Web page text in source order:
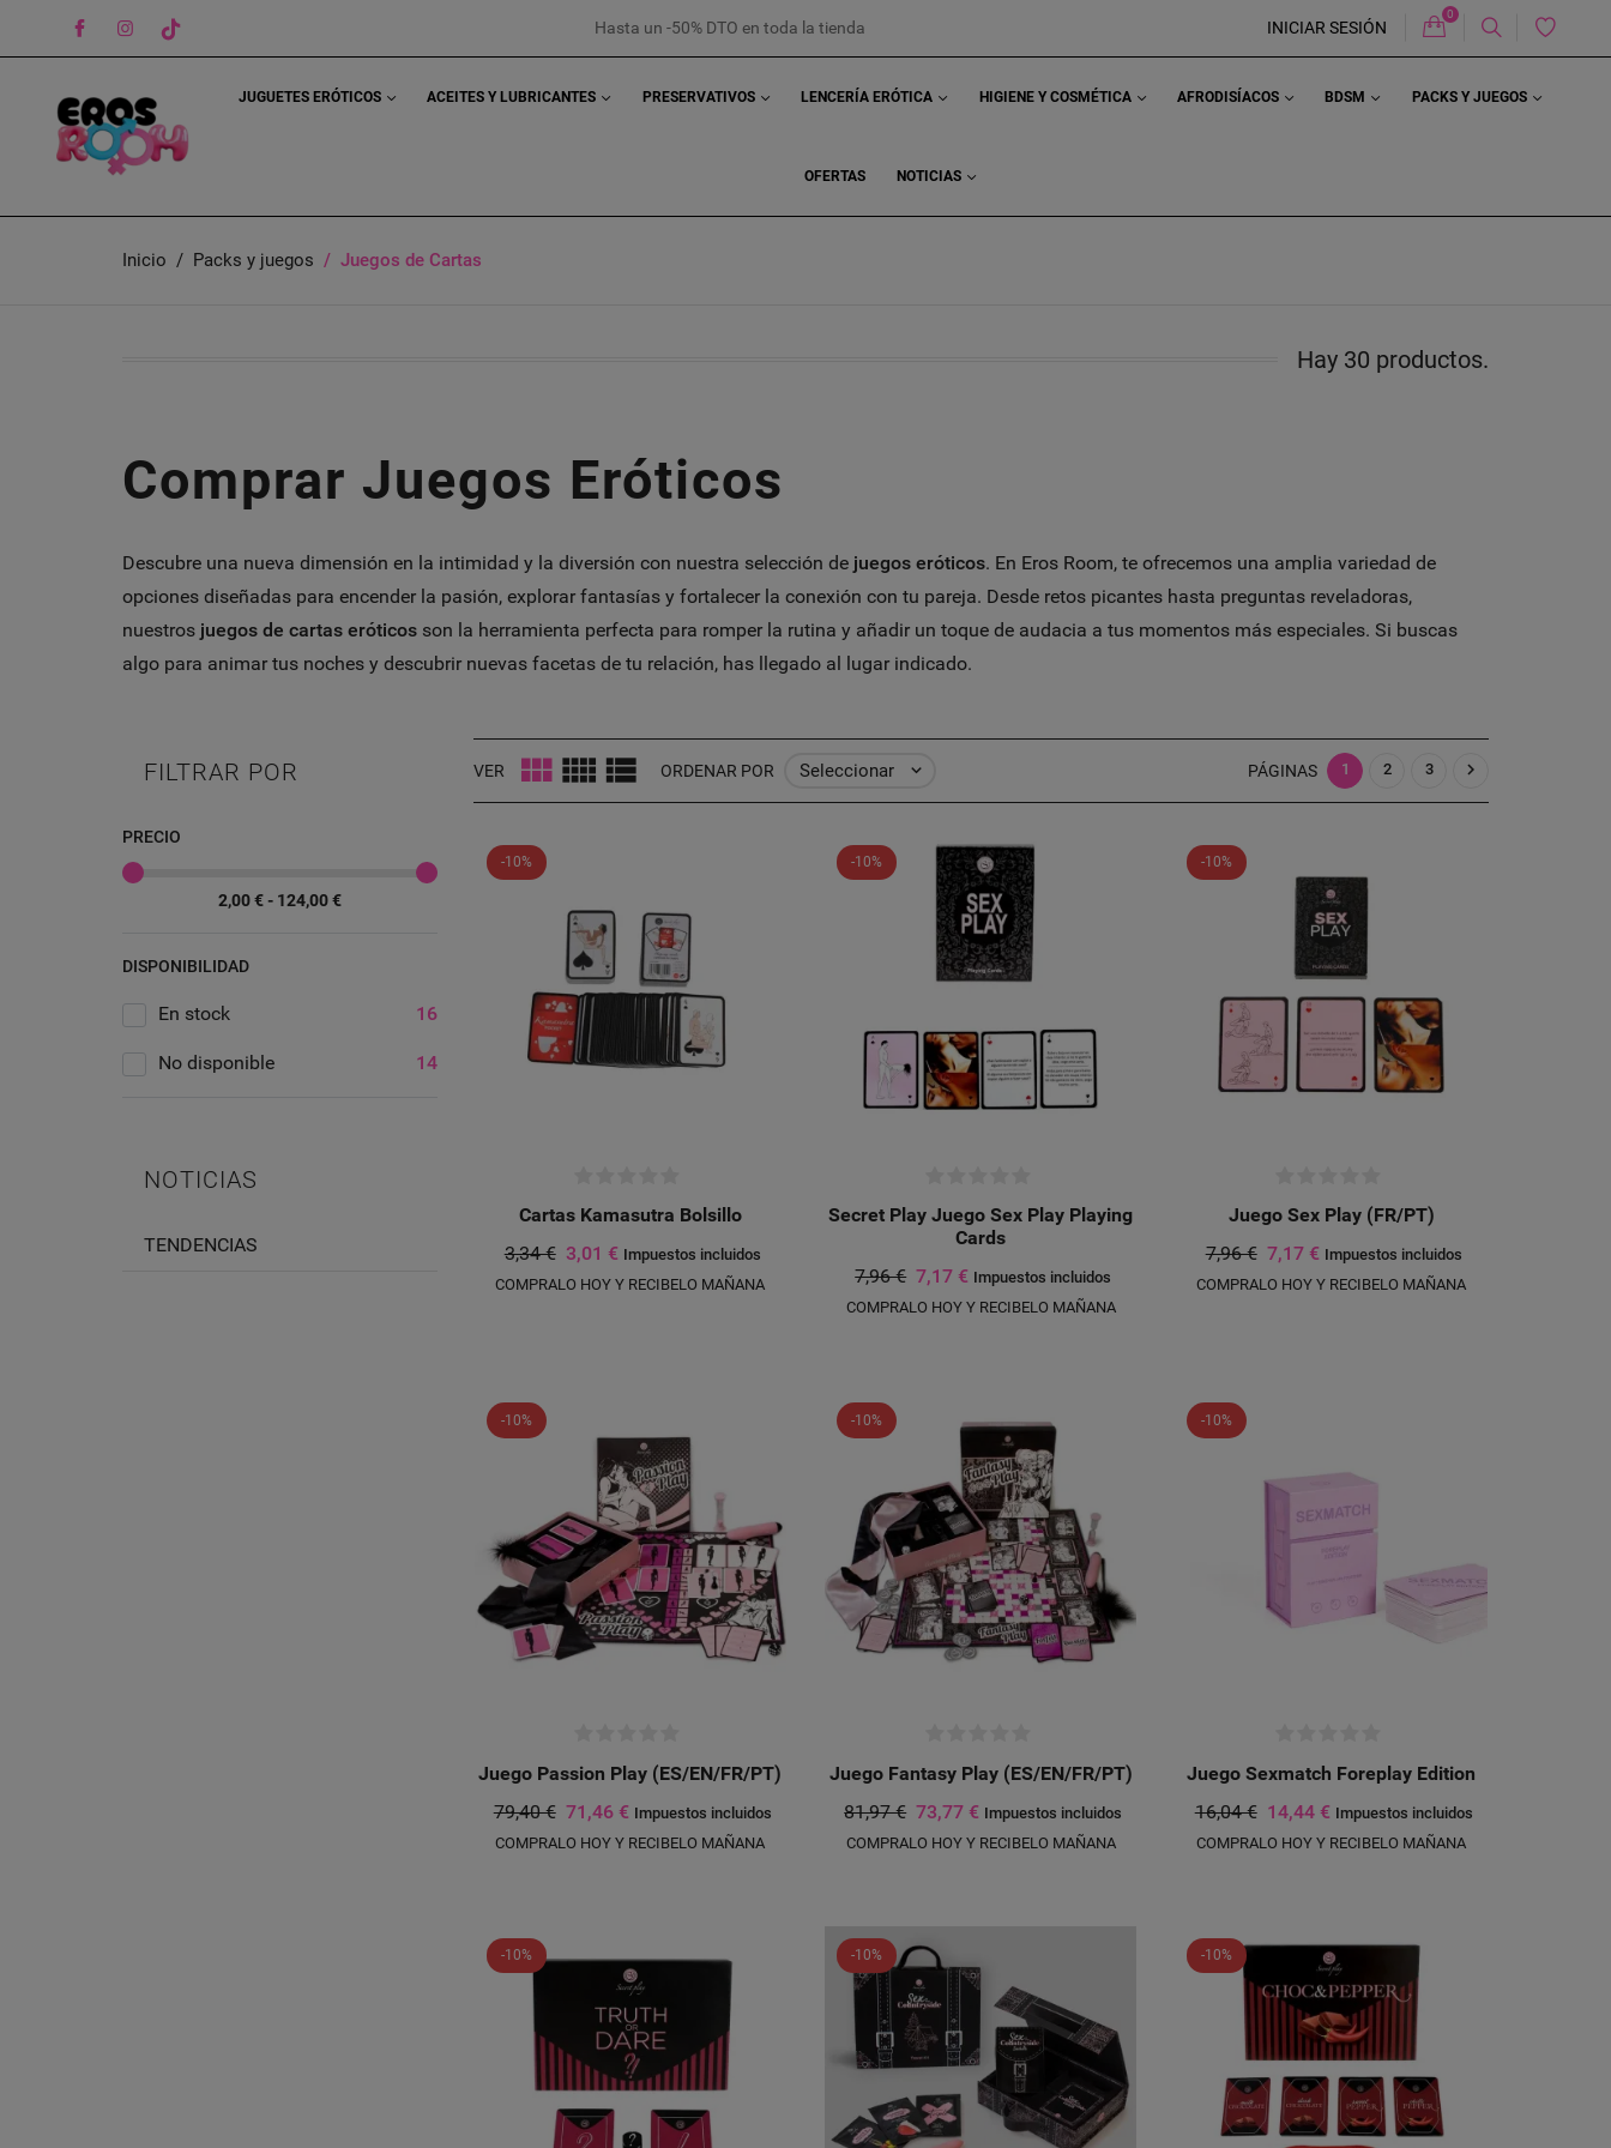
FacebookInstagram
TikTok Hasta un -50% DTO en toda la tienda INICIAR SESIÓN Carrito
0
JUGUETES ERÓTICOS ACEITES Y LUBRICANTES PRESERVATIVOS LENCERÍA ERÓTICA HIGIENE Y COSMÉTICA AFRODISÍACOS BDSM PACKS Y JUEGOS
OFERTAS NOTICIAS
Inicio Packs y juegos Juegos de Cartas
Hay 30 productos.
Comprar Juegos Eróticos
Descubre una nueva dimensión en la intimidad y la diversión con nuestra selección de juegos eróticos. En Eros Room, te ofrecemos una amplia variedad de
opciones diseñadas para encender la pasión, explorar fantasías y fortalecer la conexión con tu pareja. Desde retos picantes hasta preguntas reveladoras,
nuestros juegos de cartas eróticos son la herramienta perfecta para romper la rutina y añadir un toque de audacia a tus momentos más especiales. Si buscas
algo para animar tus noches y descubrir nuevas facetas de tu relación, has llegado al lugar indicado.
FILTRAR POR
PRECIO
2,00 € - 124,00 €
DISPONIBILIDAD
En stock 16
No disponible 14
NOTICIAS
TENDENCIAS
VER ORDENAR POR Seleccionar  PÁGINAS 1 2 3 
-10%
Cartas Kamasutra Bolsillo
3,34 € 3,01 € Impuestos incluidos
COMPRALO HOY Y RECIBELO MAÑANA
-10%
Secret Play Juego Sex Play Playing
Cards
7,96 € 7,17 € Impuestos incluidos
COMPRALO HOY Y RECIBELO MAÑANA
-10%
Juego Sex Play (FR/PT)
7,96 € 7,17 € Impuestos incluidos
COMPRALO HOY Y RECIBELO MAÑANA
-10%
Juego Passion Play (ES/EN/FR/PT)
79,40 € 71,46 € Impuestos incluidos
COMPRALO HOY Y RECIBELO MAÑANA
-10%
Juego Fantasy Play (ES/EN/FR/PT)
81,97 € 73,77 € Impuestos incluidos
COMPRALO HOY Y RECIBELO MAÑANA
-10%
Juego Sexmatch Foreplay Edition
16,04 € 14,44 € Impuestos incluidos
COMPRALO HOY Y RECIBELO MAÑANA
-10% -10% -10%